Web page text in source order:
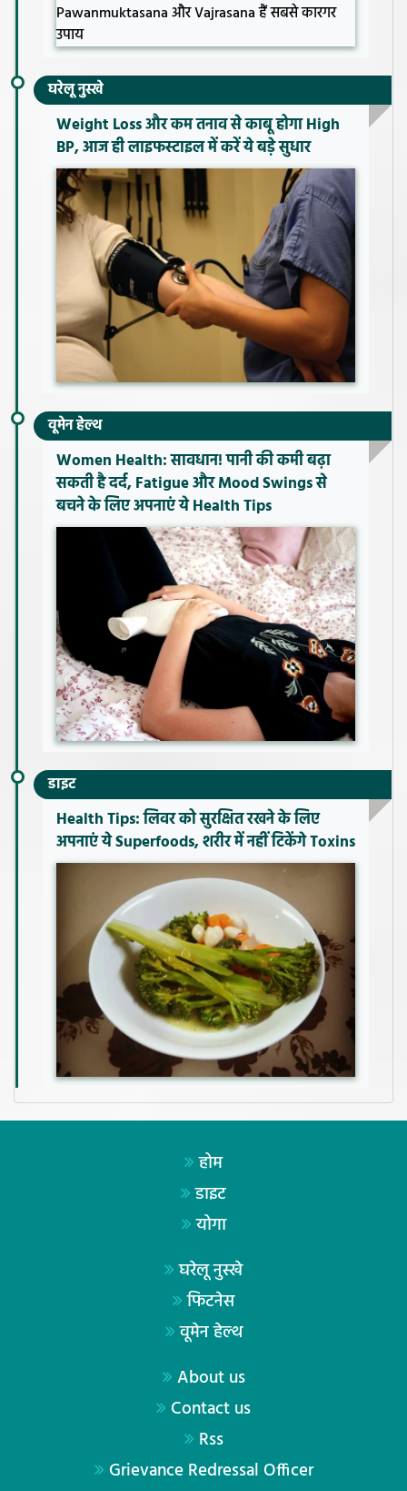
घरेलू नुस्खे
Weight Loss और कम तनाव से काबू होगा High
BP, आज ही लाइफस्टाइल में करें ये बड़े सुधार
वूमेन हेल्थ
Women Health: सावधान! पानी की कमी बढ़ा
सकती है दर्द, Fatigue और Mood Swings से
बचने के लिए अपनाएं ये Health Tips
डाइट
Health Tips: लिवर को सुरक्षित रखने के लिए
अपनाएं ये Superfoods, शरीर में नहीं टिकेंगे Toxins
होम
डाइट
योगा
घरेलू नुस्खे
फिटनेस
वूमेन हेल्थ
About us
Contact us
Rss
Grievance Redressal Officer